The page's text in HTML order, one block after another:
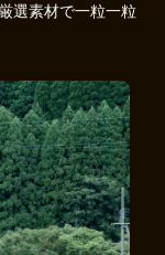
選素材で一粒一粒